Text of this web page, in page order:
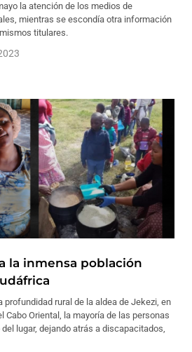
la atención de los medios de
mientras se escondía otra información
titulares.
la inmensa población
profundidad rural de la aldea de Jekezi, en
Cabo Oriental, la mayoría de las personas
lugar, dejando atrás a discapacitados,